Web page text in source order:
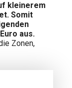
kleinerem
Somit
aus.
Zonen,